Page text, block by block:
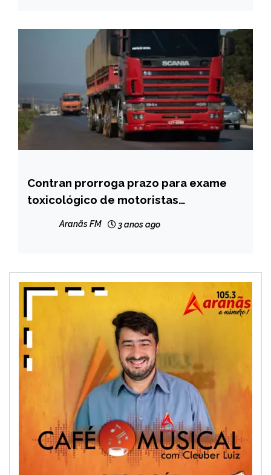
BRASIL
CAPELINHA
Contran prorroga prazo para exame
toxicológico de motoristas
Aranãs FM 3 anos ago